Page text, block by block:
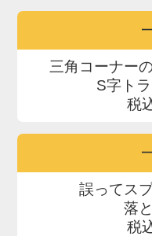
三角コーナー
S字ト
税
誤ってス
落
税